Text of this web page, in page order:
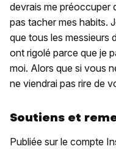
devrais me préoccuper
pas tacher mes habits.
que tous les messieurs
ont rigolé parce que je
moi. Alors que si vous
ne viendrai pas rire de
Soutiens et
Publiée sur le compte